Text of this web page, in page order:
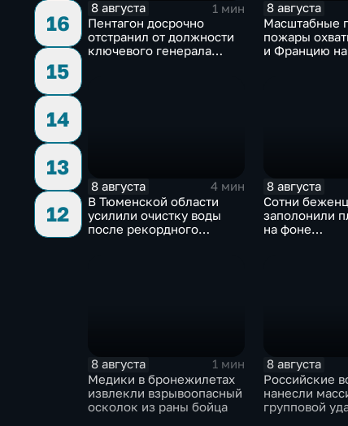
16
15
14
13
12
8 августа
1 мин
Пентагон досрочно
отстранил от должности
ключевого генерала
8 августа
Масштабные
пожары
и Францию
8 августа
4 мин
В Тюменской области
усилили очистку воды
после рекордного
8 августа
Сотни
заполонили
на фоне
8 августа
1 мин
Медики в бронежилетах
извлекли взрывоопасный
осколок из раны бойца
8 августа
Российские
нанесли
групповой